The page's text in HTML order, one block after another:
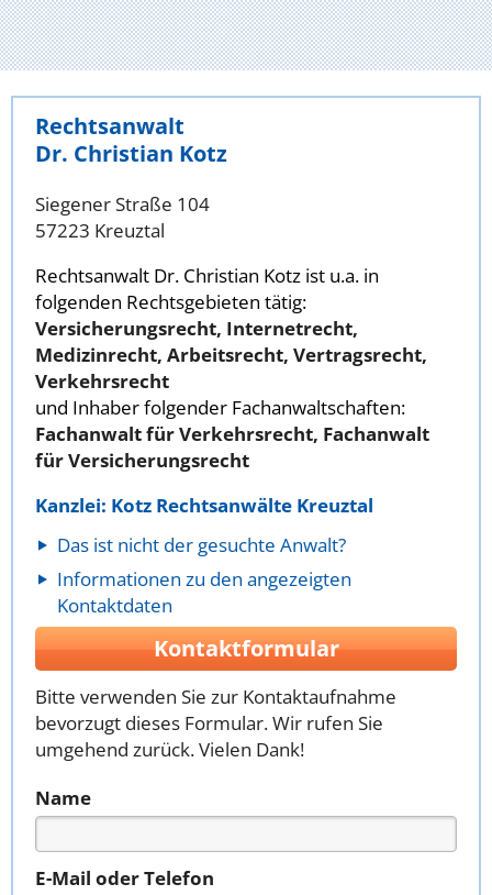
Rechtsanwalt
Dr. Christian Kotz
Siegener Straße 104
57223 Kreuztal
Rechtsanwalt Dr. Christian Kotz ist u.a. in
folgenden Rechtsgebieten tätig:
Versicherungsrecht, Internetrecht,
Medizinrecht, Arbeitsrecht, Vertragsrecht,
Verkehrsrecht
und Inhaber folgender Fachanwaltschaften:
Fachanwalt für Verkehrsrecht, Fachanwalt
für Versicherungsrecht
Kanzlei: Kotz Rechtsanwälte Kreuztal
Das ist nicht der gesuchte Anwalt?
Informationen zu den angezeigten
Kontaktdaten
Kontaktformular
Bitte verwenden Sie zur Kontaktaufnahme
bevorzugt dieses Formular. Wir rufen Sie
umgehend zurück. Vielen Dank!
Name
E-Mail oder Telefon